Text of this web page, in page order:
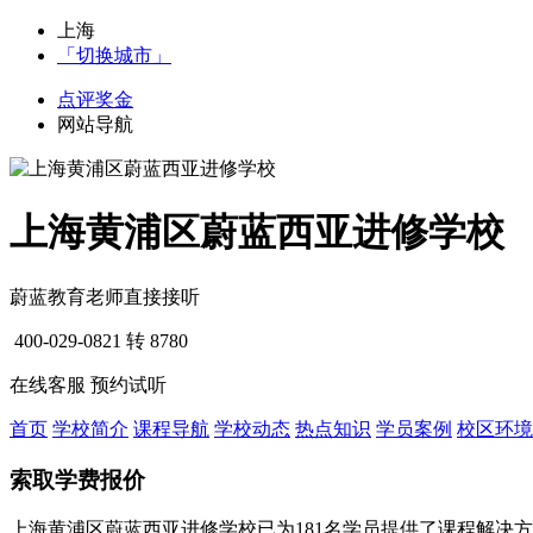
上海
「切换城市」
点评奖金
网站导航
上海黄浦区蔚蓝西亚进修学校
蔚蓝教育老师直接接听
400-029-0821 转 8780
在线客服 预约试听
首页 学校简介 课程导航 学校动态 热点知识 学员案例 校区环境
索取学费报价